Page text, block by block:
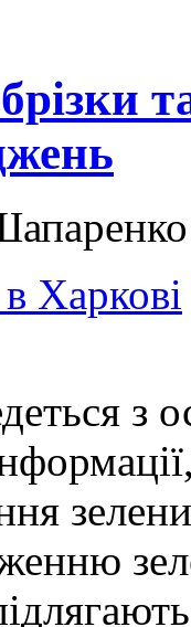
Харкові
з